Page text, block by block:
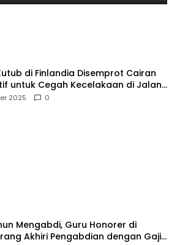
di Finlandia Disemprot Cairan
untuk Cegah Kecelakaan di Jalan
2025 0
Mengabdi, Guru Honorer di
Akhiri Pengabdian dengan Gaji